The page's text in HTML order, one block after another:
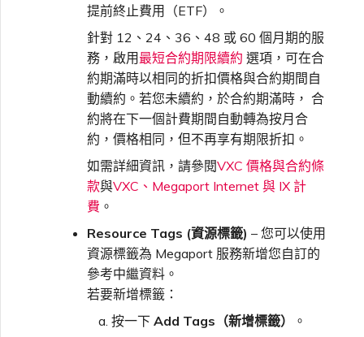
提前終止費用（ETF）。
針對 12、24、36、48 或 60 個月期的服
務，啟用最短合約期限續約 選項，可在合
約期滿時以相同的折扣價格與合約期間自
動續約。若您未續約，於合約期滿時， 合
約將在下一個計費期間自動轉為按月合
約，價格相同，但不再享有期限折扣。
如需詳細資訊，請參閱VXC 價格與合約條
款與VXC、Megaport Internet 與 IX 計
費 。
Resource Tags (資源標籤) – 您可以使用
資源標籤為 Megaport 服務新增您自訂的
參考中繼資料。
若要新增標籤：
按一下 Add Tags（新增標籤）
。